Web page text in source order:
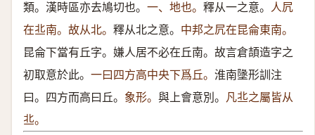
類。漢時區亦去鳩切也。 一、地也。 釋从一之意。 人凥
在丠南。故从北。 釋从北之意。 中邦之凥在昆侖東南。
昆侖下當有丘字。嫌人居不必在丘南。故言倉頡造字之
初取意於此。 一曰四方高中央下爲丘。 淮南墬形訓注
曰。四方而高曰丘。 象形。 與上會意別。 凡丠之屬皆从
丠。